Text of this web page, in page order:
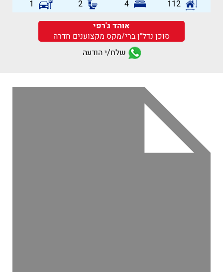
112
4
2
1
אוהד ג'רפי
סוכן נדל"ן ברי/מקס מקצוענים חדרה
שלח/י הודעה